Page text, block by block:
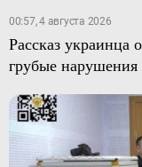
00:57, 4 августа 2026
Рассказ украинца
грубые